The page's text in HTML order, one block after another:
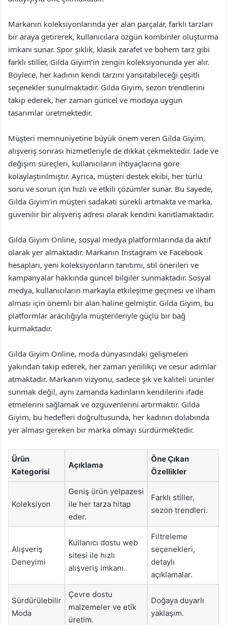
Markanın koleksiyonlarında yer alan parçalar, farklı tarzları
bir araya getirerek, kullanıcılara özgün kombinler oluşturma
imkanı sunar. Spor şıklık, klasik zarafet ve bohem tarz gibi
farklı stiller, Gilda Giyim’in zengin koleksiyonunda yer alır.
Böylece, her kadının kendi tarzını yansıtabileceği çeşitli
seçenekler sunulmaktadır. Gilda Giyim, sezon trendlerini
takip ederek, her zaman güncel ve modaya uygun
tasarımlar üretmektedir.
Müşteri memnuniyetine büyük önem veren Gilda Giyim,
alışveriş sonrası hizmetleriyle de dikkat çekmektedir. İade ve
değişim süreçleri, kullanıcıların ihtiyaçlarına göre
kolaylaştırılmıştır. Ayrıca, müşteri destek ekibi, her türlü
soru ve sorun için hızlı ve etkili çözümler sunar. Bu sayede,
Gilda Giyim’in müşteri sadakati sürekli artmakta ve marka,
güvenilir bir alışveriş adresi olarak kendini kanıtlamaktadır.
Gilda Giyim Online, sosyal medya platformlarında da aktif
olarak yer almaktadır. Markanın Instagram ve Facebook
hesapları, yeni koleksiyonların tanıtımı, stil önerileri ve
kampanyalar hakkında güncel bilgiler sunmaktadır. Sosyal
medya, kullanıcıların markayla etkileşime geçmesi ve ilham
alması için önemli bir alan haline gelmiştir. Gilda Giyim, bu
platformlar aracılığıyla müşterileriyle güçlü bir bağ
kurmaktadır.
Gilda Giyim Online, moda dünyasındaki gelişmeleri
yakından takip ederek, her zaman yenilikçi ve cesur adımlar
atmaktadır. Markanın vizyonu, sadece şık ve kaliteli ürünler
sunmak değil, aynı zamanda kadınların kendilerini ifade
etmelerini sağlamak ve özgüvenlerini artırmaktır. Gilda
Giyim, bu hedefleri doğrultusunda, her kadının dolabında
yer alması gereken bir marka olmayı sürdürmektedir.
Ürün
Kategorisi
Açıklama
Öne Çıkan
Özellikler
Koleksiyon
Geniş ürün yelpazesi
ile her tarza hitap
eder.
Farklı stiller,
sezon trendleri.
Alışveriş
Deneyimi
Kullanıcı dostu web
sitesi ile hızlı
alışveriş imkanı.
Filtreleme
seçenekleri,
detaylı
açıklamalar.
Sürdürülebilir
Moda
Çevre dostu
malzemeler ve etik
üretim.
Doğaya duyarlı
yaklaşım.